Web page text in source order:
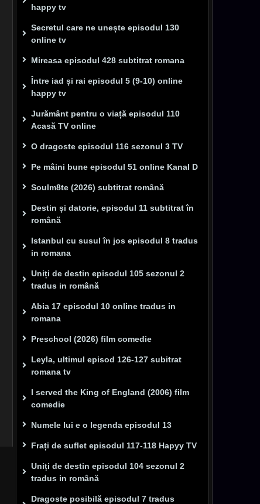
happy tv
Secretul care ne unește episodul 130
online tv
Mireasa episodul 428 subtitrat romana
Între iad și rai episodul 5 (9-10) online
happy tv
Jurământ pentru o viață episodul 110
Acasă TV online
O dragoste episodul 116 sezonul 3 TV
Pe mâini bune episodul 51 online Kanal D
Soulm8te (2026) subtitrat română
Destin și datorie, episodul 11 subtitrat în
română
Istanbul cu susul în jos episodul 8 tradus
in romana
Uniți de destin episodul 105 sezonul 2
tradus in română
Abia 17 episodul 10 online tradus in
romana
Preschool (2026) film comedie
Leyla, ultimul episod 126-127 subitrat
romana tv
I served the King of England (2006) film
comedie
Numele lui e o legenda episodul 13
Frați de suflet episodul 117-118 Hapyy TV
Uniți de destin episodul 104 sezonul 2
tradus in română
Dragoste posibilă episodul 7 tradus